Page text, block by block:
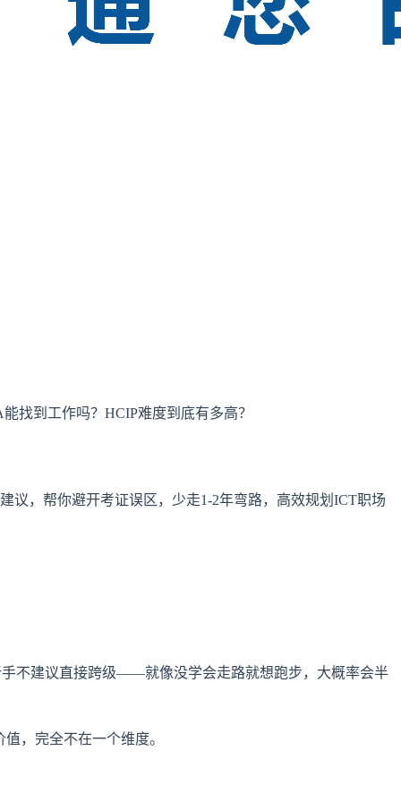
找到工作吗？HCIP难度到底有多高？
议，帮你避开考证误区，少走1-2年弯路，高效规划ICT职场
不建议直接跨级——就像没学会走路就想跑步，大概率会半
，完全不在一个维度。